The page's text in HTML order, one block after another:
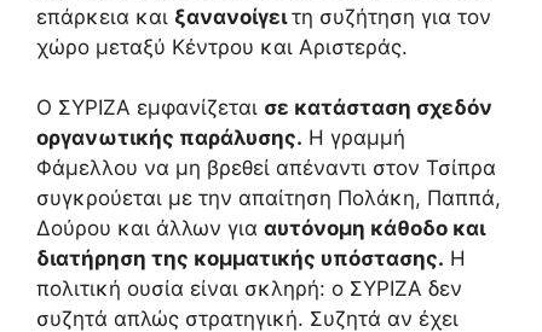
επάρκεια και ξανανοίγειτη συζήτηση για τον
χώρο μεταξύ Κέντρου και Αριστεράς.
Ο ΣΥΡΙΖΑ εμφανίζεται σε κατάσταση σχεδόν
οργανωτικής παράλυσης. Η γραμμή
Φάμελλου να μη βρεθεί απέναντι στον Τσίπρα
συγκρούεται με την απαίτηση Πολάκη, Παππά,
Δούρου και άλλων για αυτόνομη κάθοδο και
διατήρηση της κομματικής υπόστασης. Η
πολιτική ουσία είναι σκληρή: ο ΣΥΡΙΖΑ δεν
συζητά απλώς στρατηγική. Συζητά αν έχει